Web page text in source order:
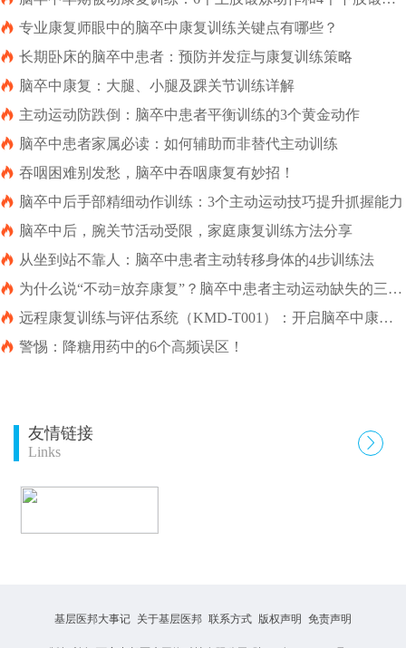
动作
 专业康复师眼中的脑卒中康复训练关键点有哪些？
 长期卧床的脑卒中患者：预防并发症与康复训练策略
 脑卒中康复：大腿、小腿及踝关节训练详解
 主动运动防跌倒：脑卒中患者平衡训练的3个黄金动作
 脑卒中患者家属必读：如何辅助而非替代主动训练
 吞咽困难别发愁，脑卒中吞咽康复有妙招！
 脑卒中后手部精细动作训练：3个主动运动技巧提升抓握能力
 脑卒中后，腕关节活动受限，家庭康复训练方法分享
 从坐到站不靠人：脑卒中患者主动转移身体的4步训练法
 为什么说“不动=放弃康复”？脑卒中患者主动运动缺失的三大
危害
 远程康复训练与评估系统（KMD-T001）：开启脑卒中康复
新征程
 警惕：降糖用药中的6个高频误区！
友情链接
Links

基层医邦大事记 关于基层医邦 联系方式 版权声明 免责声明